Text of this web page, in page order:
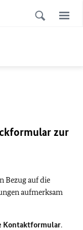
zur
Bezug auf die
aufmerksam
Kontaktformular.